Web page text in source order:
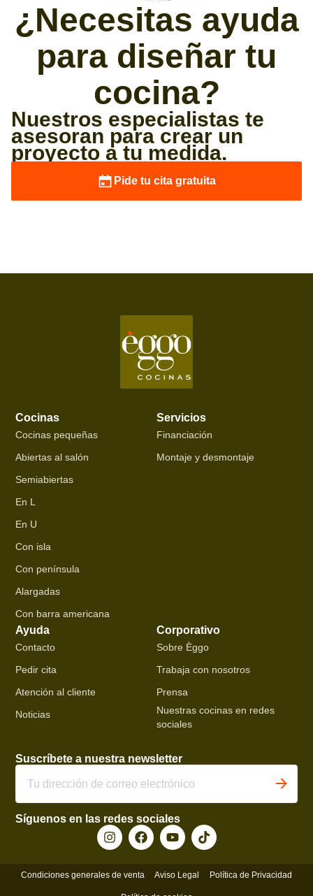
¿Necesitas ayuda
para diseñar tu
cocina?
Nuestros especialistas te
asesoran para crear un
proyecto a tu medida.
Pide tu cita gratuita
Cocinas
Cocinas pequeñas
Abiertas al salón
Semiabiertas
En L
En U
Con isla
Con península
Alargadas
Con barra americana
Servicios
Financiación
Montaje y desmontaje
Ayuda
Contacto
Pedir cita
Atención al cliente
Noticias
Corporativo
Sobre Èggo
Trabaja con nosotros
Prensa
Nuestras cocinas en redes
sociales
Suscríbete a nuestra newsletter
Síguenos en las redes sociales
Condiciones generales de venta Aviso Legal Política de Privacidad